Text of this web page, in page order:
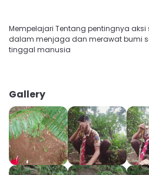
Mempelajari Tentang pentingnya aksi
dalam menjaga dan merawat bumi
tinggal manusia
Gallery